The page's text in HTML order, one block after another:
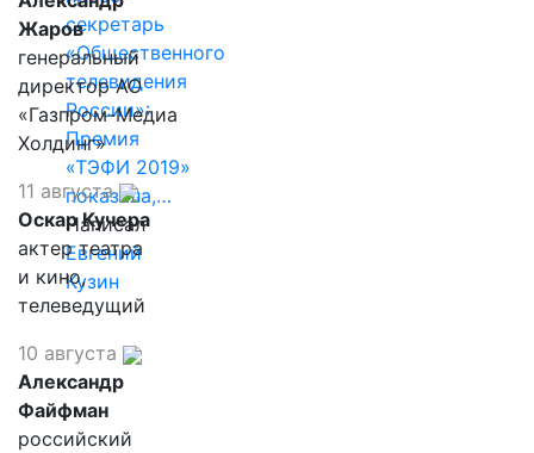
секретарь
«Общественного
телевидения
России»:
Премия
«ТЭФИ 2019»
показала,…
Написал
Евгений
Кузин
Жаров
генеральный
директор АО
«Газпром-Медиа
Холдинг»
11 августа
Оскар Кучера
актер театра
и кино,
телеведущий
10 августа
Александр
Файфман
российский